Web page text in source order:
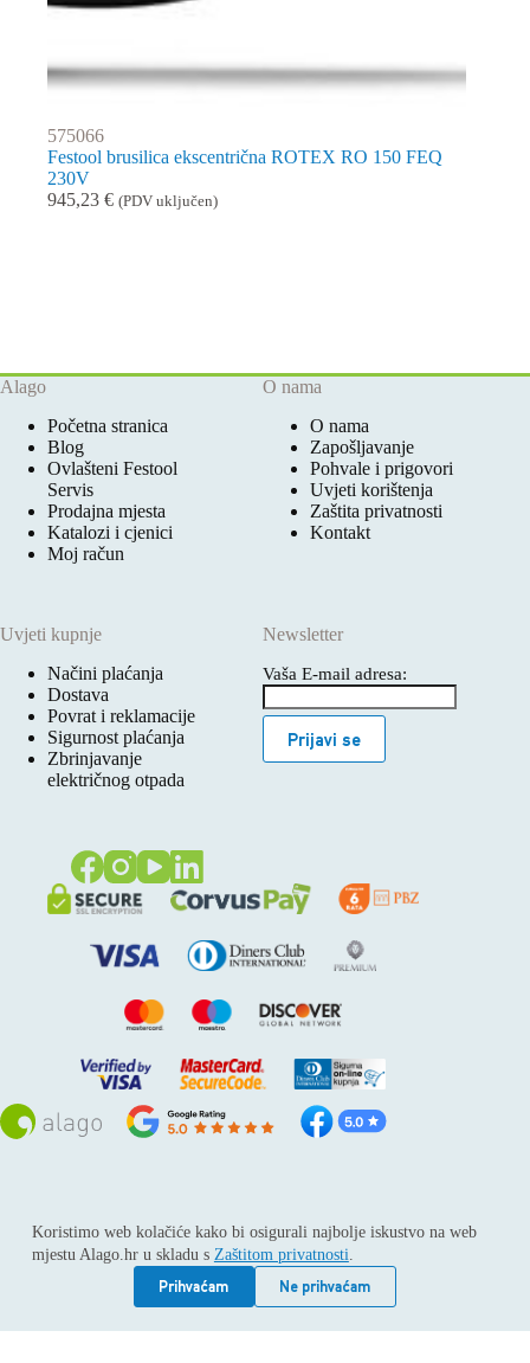
Koristimo web kolačiće kako bi osigurali najbolje iskustvo na web
mjestu Alago.hr u skladu s Zaštitom privatnosti.
Prihvaćam
Ne prihvaćam
575066
Festool brusilica ekscentrična ROTEX RO 150 FEQ
230V
945,23 € (PDV uključen)
Alago
Početna stranica
Blog
Ovlašteni Festool
Servis
Prodajna mjesta
Katalozi i cjenici
Moj račun
O nama
O nama
Zapošljavanje
Pohvale i prigovori
Uvjeti korištenja
Zaštita privatnosti
Kontakt
Uvjeti kupnje
Načini plaćanja
Dostava
Povrat i reklamacije
Sigurnost plaćanja
Zbrinjavanje
električnog otpada
Newsletter
Vaša E-mail adresa:
Prijavi se
Sva prava pridržana © 2026
Alago
ALAGO d.o.o. trgovina, usluge i zastupanje stranih tvrtki /
Adresa: Horvati 112, 10436 Rakov potok / Telefon: +385 1
6539 392 / E-mail: kontakt@alago.hr / Podaci o subjektu:
Subjekt je upisan kod Trgovačkog suda u Zagrebu pod
reg.uloškom broj 1-53420. / MBS: 080046630 / OIB: